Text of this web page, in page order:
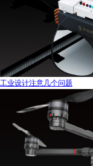
工业设计注意几个问题